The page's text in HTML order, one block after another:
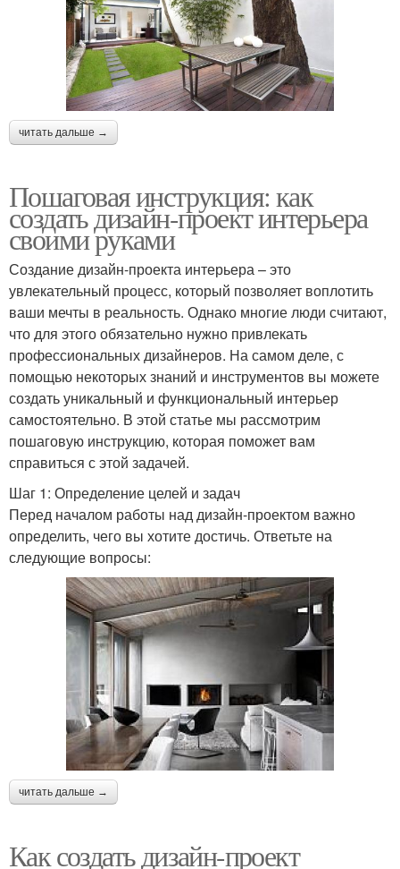
читать дальше →
Пошаговая инструкция: как
создать дизайн-проект интерьера
своими руками
Создание дизайн-проекта интерьера – это
увлекательный процесс, который позволяет воплотить
ваши мечты в реальность. Однако многие люди считают,
что для этого обязательно нужно привлекать
профессиональных дизайнеров. На самом деле, с
помощью некоторых знаний и инструментов вы можете
создать уникальный и функциональный интерьер
самостоятельно. В этой статье мы рассмотрим
пошаговую инструкцию, которая поможет вам
справиться с этой задачей.
Шаг 1: Определение целей и задач
Перед началом работы над дизайн-проектом важно
определить, чего вы хотите достичь. Ответьте на
следующие вопросы:
читать дальше →
Как создать дизайн-проект